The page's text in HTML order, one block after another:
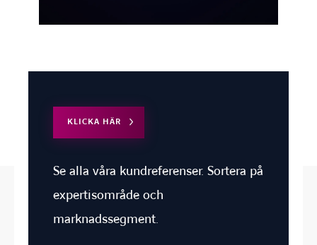
KLICKA HÄR
Se alla våra kundreferenser. Sortera på
expertisområde och
marknadssegment.